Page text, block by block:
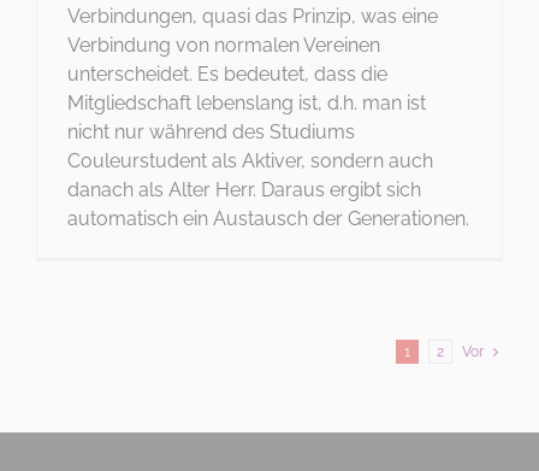
Verbindungen, quasi das Prinzip, was eine
Verbindung von normalen Vereinen
unterscheidet. Es bedeutet, dass die
Mitgliedschaft lebenslang ist, d.h. man ist
nicht nur während des Studiums
Couleurstudent als Aktiver, sondern auch
danach als Alter Herr. Daraus ergibt sich
automatisch ein Austausch der Generationen.
1 2 Vor